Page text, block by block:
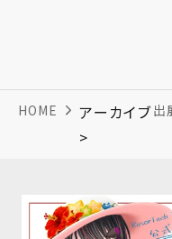
HOME
アーカイブ
>
出